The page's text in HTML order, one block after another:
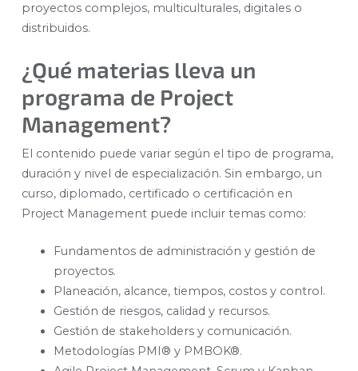
proyectos complejos, multiculturales, digitales o
distribuidos.
¿Qué materias lleva un
programa de Project
Management?
El contenido puede variar según el tipo de programa,
duración y nivel de especialización. Sin embargo, un
curso, diplomado, certificado o certificación en
Project Management puede incluir temas como:
Fundamentos de administración y gestión de
proyectos.
Planeación, alcance, tiempos, costos y control.
Gestión de riesgos, calidad y recursos.
Gestión de stakeholders y comunicación.
Metodologías PMI® y PMBOK®.